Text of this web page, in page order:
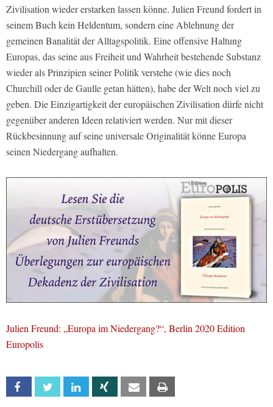
Zivilisation wieder erstarken lassen könne. Julien Freund fordert in
seinem Buch kein Heldentum, sondern eine Ablehnung der
gemeinen Banalität der Alltagspolitik. Eine offensive Haltung
Europas, das seine aus Freiheit und Wahrheit bestehende Substanz
wieder als Prinzipien seiner Politik verstehe (wie dies noch
Churchill oder de Gaulle getan hätten), habe der Welt noch viel zu
geben. Die Einzigartigkeit der europäischen Zivilisation dürfe nicht
gegenüber anderen Ideen relativiert werden. Nur mit dieser
Rückbesinnung auf seine universale Originalität könne Europa
seinen Niedergang aufhalten.
Julien Freund: „Europa im Niedergang?“, Berlin 2020 Edition
Europolis
Facebook Twitter Linkedin Xing Email